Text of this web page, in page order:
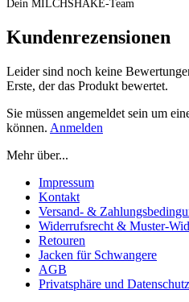
Dein MILCHSHAKE-Team
Kundenrezensionen
Leider sind noch keine
Erste, der das Produkt bewertet.
Sie müssen angemeldet sein um
können. Anmelden
Mehr über...
Impressum
Kontakt
Versand- &
Widerrufsrecht & Muster-
Retouren
Jacken für Schwangere
AGB
Privatsphäre und Datenschutz